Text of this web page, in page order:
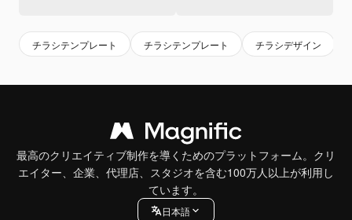
チラシテンプレート チラシテンプレート チラシデザイン
最高のクリエイティブ制作を導くためのプラットフォーム。クリ
エイター、企業、代理店、スタジオを含む100万人以上が利用し
ています。
日本語